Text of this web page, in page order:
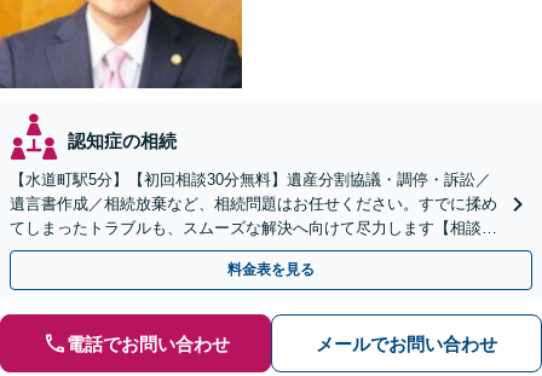
認知症の相続
【水道町駅5分】【初回相談30分無料】遺産分割協議・調停・訴訟／
遺言書作成／相続放棄など、相続問題はお任せください。すでに揉め
てしまったトラブルも、スムーズな解決へ向けて尽力します【相談実
績3万件の事務所】【休日・夜間対応可】
料金表を見る
電話でお問い合わせ メールでお問い合わせ